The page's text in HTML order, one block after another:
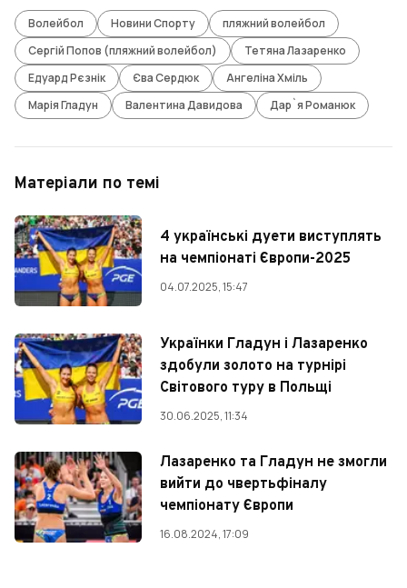
Волейбол Новини Спорту
пляжний волейбол
Сергій Попов (пляжний волейбол)
Тетяна Лазаренко
Едуард Рєзнік
Єва Сердюк
Ангеліна Хміль
Марія Гладун
Валентина Давидова Дар`я Романюк
Матеріали по темі
4 українські дуети виступлять
на чемпіонаті Європи-2025
04.07.2025, 15:47
Українки Гладун і Лазаренко
здобули золото на турнірі
Світового туру в Польщі
30.06.2025, 11:34
Лазаренко та Гладун не змогли
вийти до чвертьфіналу
чемпіонату Європи
16.08.2024, 17:09